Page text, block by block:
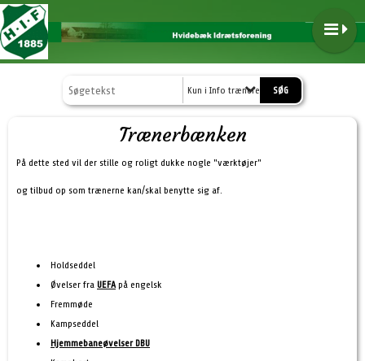
Kun i Info trænere
Trænerbænken
På dette sted vil der stille og roligt dukke nogle "værktøjer"
og tilbud op som trænerne kan/skal benytte sig af.
Holdseddel
Øvelser fra UEFApå engelsk
Fremmøde
Kampseddel
Hjemmebaneøvelser DBU